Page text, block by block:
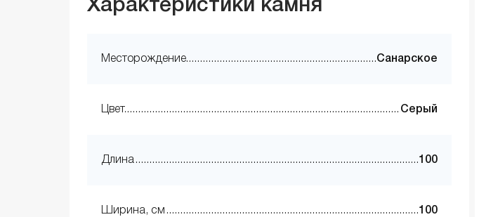
Характеристики камня
Месторождение Санарское
Цвет Серый
Длина 100
Ширина, см 100